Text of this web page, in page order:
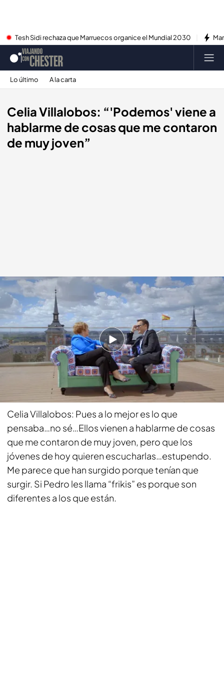
Tesh Sidi rechaza que Marruecos organice el Mundial 2030
Lo último A la carta
Celia Villalobos: “'Podemos' viene a
hablarme de cosas que me contaron
de muy joven”
cuatro.com
19 OCT 2014 - 23:00h.
Compartir
Risto Mejide: Para una vez que abrió la boquita
(Pedro Arriola) la lió…llamó “friki” a Pablo Iglesias.
Celia Villalobos: Pues a lo mejor es lo que
pensaba…no sé…Ellos vienen a hablarme de cosas
que me contaron de muy joven, pero que los
jóvenes de hoy quieren escucharlas…estupendo.
Me parece que han surgido porque tenían que
surgir. Si Pedro les llama “frikis” es porque son
diferentes a los que están.